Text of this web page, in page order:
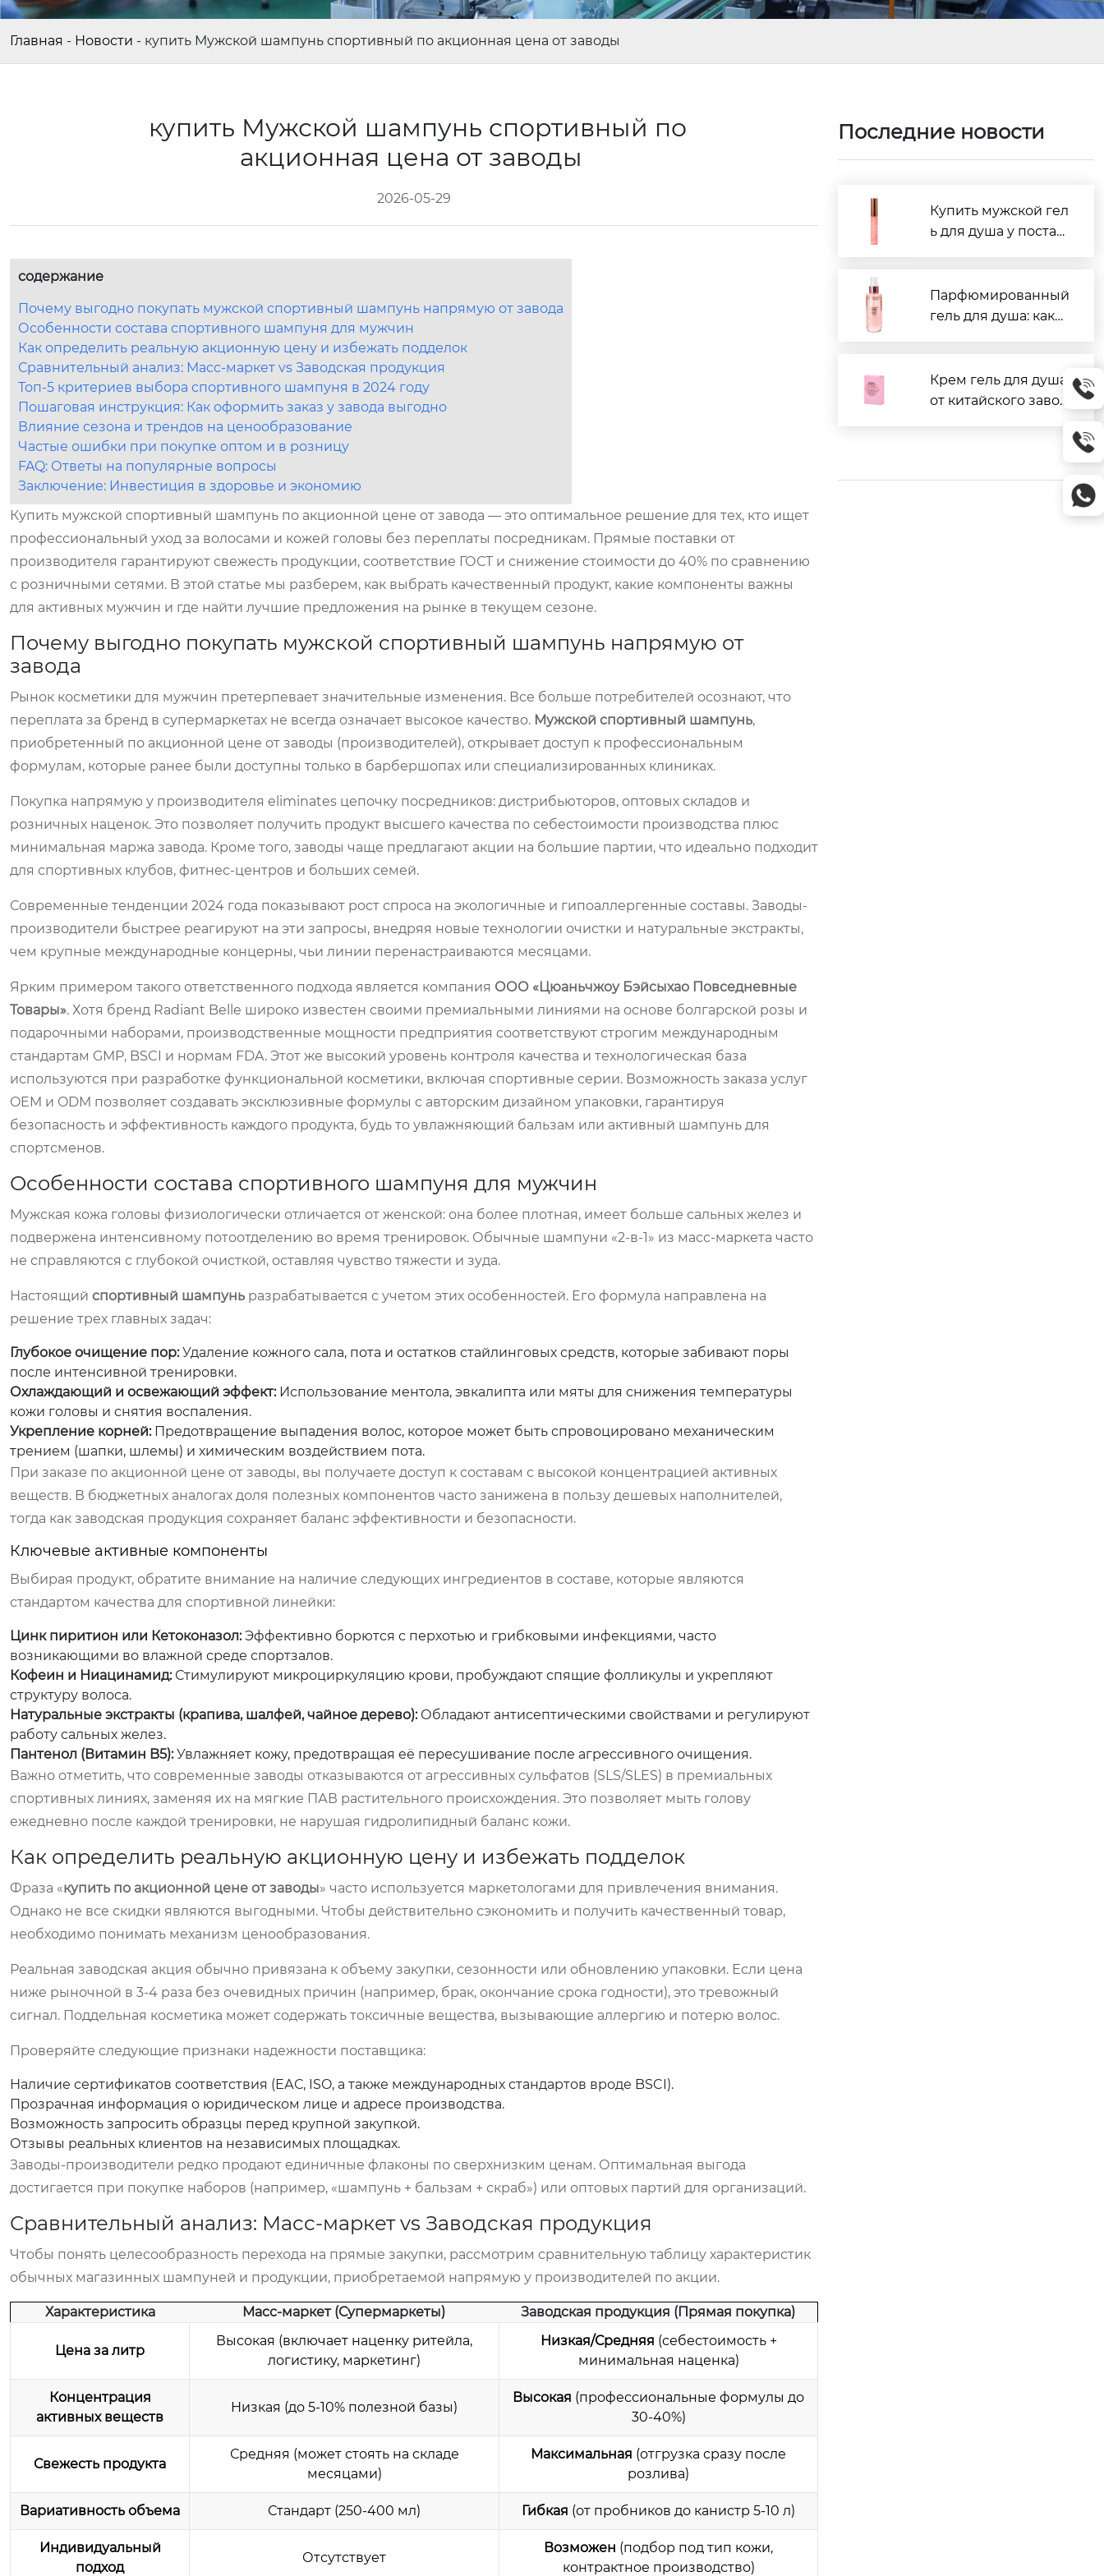
Главная - Новости - купить Мужской шампунь спортивный по акционная цена от заводы
купить Мужской шампунь спортивный по
акционная цена от заводы
2026-05-29
содержание
Почему выгодно покупать мужской спортивный шампунь напрямую от завода
Особенности состава спортивного шампуня для мужчин
Как определить реальную акционную цену и избежать подделок
Сравнительный анализ: Масс-маркет vs Заводская продукция
Топ-5 критериев выбора спортивного шампуня в 2024 году
Пошаговая инструкция: Как оформить заказ у завода выгодно
Влияние сезона и трендов на ценообразование
Частые ошибки при покупке оптом и в розницу
FAQ: Ответы на популярные вопросы
Заключение: Инвестиция в здоровье и экономию
Купить мужской спортивный шампунь по акционной цене от завода — это оптимальное решение для тех, кто ищет
профессиональный уход за волосами и кожей головы без переплаты посредникам. Прямые поставки от
производителя гарантируют свежесть продукции, соответствие ГОСТ и снижение стоимости до 40% по сравнению
с розничными сетями. В этой статье мы разберем, как выбрать качественный продукт, какие компоненты важны
для активных мужчин и где найти лучшие предложения на рынке в текущем сезоне.
Почему выгодно покупать мужской спортивный шампунь напрямую от
завода
Рынок косметики для мужчин претерпевает значительные изменения. Все больше потребителей осознают, что
переплата за бренд в супермаркетах не всегда означает высокое качество. Мужской спортивный шампунь,
приобретенный по акционной цене от заводы (производителей), открывает доступ к профессиональным
формулам, которые ранее были доступны только в барбершопах или специализированных клиниках.
Покупка напрямую у производителя eliminates цепочку посредников: дистрибьюторов, оптовых складов и
розничных наценок. Это позволяет получить продукт высшего качества по себестоимости производства плюс
минимальная маржа завода. Кроме того, заводы чаще предлагают акции на большие партии, что идеально подходит
для спортивных клубов, фитнес-центров и больших семей.
Современные тенденции 2024 года показывают рост спроса на экологичные и гипоаллергенные составы. Заводы-
производители быстрее реагируют на эти запросы, внедряя новые технологии очистки и натуральные экстракты,
чем крупные международные концерны, чьи линии перенастраиваются месяцами.
Ярким примером такого ответственного подхода является компания ООО «Цюаньчжоу Бэйсыхао Повседневные
Товары». Хотя бренд Radiant Belle широко известен своими премиальными линиями на основе болгарской розы и
подарочными наборами, производственные мощности предприятия соответствуют строгим международным
стандартам GMP, BSCI и нормам FDA. Этот же высокий уровень контроля качества и технологическая база
используются при разработке функциональной косметики, включая спортивные серии. Возможность заказа услуг
OEM и ODM позволяет создавать эксклюзивные формулы с авторским дизайном упаковки, гарантируя
безопасность и эффективность каждого продукта, будь то увлажняющий бальзам или активный шампунь для
спортсменов.
Особенности состава спортивного шампуня для мужчин
Мужская кожа головы физиологически отличается от женской: она более плотная, имеет больше сальных желез и
подвержена интенсивному потоотделению во время тренировок. Обычные шампуни «2-в-1» из масс-маркета часто
не справляются с глубокой очисткой, оставляя чувство тяжести и зуда.
Настоящий спортивный шампунь разрабатывается с учетом этих особенностей. Его формула направлена на
решение трех главных задач:
Глубокое очищение пор:Удаление кожного сала, пота и остатков стайлинговых средств, которые забивают поры
после интенсивной тренировки.
Охлаждающий и освежающий эффект:Использование ментола, эвкалипта или мяты для снижения температуры
кожи головы и снятия воспаления.
Укрепление корней:Предотвращение выпадения волос, которое может быть спровоцировано механическим
трением (шапки, шлемы) и химическим воздействием пота.
При заказе по акционной цене от заводы, вы получаете доступ к составам с высокой концентрацией активных
веществ. В бюджетных аналогах доля полезных компонентов часто занижена в пользу дешевых наполнителей,
тогда как заводская продукция сохраняет баланс эффективности и безопасности.
Ключевые активные компоненты
Выбирая продукт, обратите внимание на наличие следующих ингредиентов в составе, которые являются
стандартом качества для спортивной линейки:
Цинк пиритион или Кетоконазол:Эффективно борются с перхотью и грибковыми инфекциями, часто
возникающими во влажной среде спортзалов.
Кофеин и Ниацинамид:Стимулируют микроциркуляцию крови, пробуждают спящие фолликулы и укрепляют
структуру волоса.
Натуральные экстракты (крапива, шалфей, чайное дерево):Обладают антисептическими свойствами и регулируют
работу сальных желез.
Пантенол (Витамин B5):Увлажняет кожу, предотвращая её пересушивание после агрессивного очищения.
Важно отметить, что современные заводы отказываются от агрессивных сульфатов (SLS/SLES) в премиальных
спортивных линиях, заменяя их на мягкие ПАВ растительного происхождения. Это позволяет мыть голову
ежедневно после каждой тренировки, не нарушая гидролипидный баланс кожи.
Как определить реальную акционную цену и избежать подделок
Фраза «купить по акционной цене от заводы» часто используется маркетологами для привлечения внимания.
Однако не все скидки являются выгодными. Чтобы действительно сэкономить и получить качественный товар,
необходимо понимать механизм ценообразования.
Реальная заводская акция обычно привязана к объему закупки, сезонности или обновлению упаковки. Если цена
ниже рыночной в 3-4 раза без очевидных причин (например, брак, окончание срока годности), это тревожный
сигнал. Поддельная косметика может содержать токсичные вещества, вызывающие аллергию и потерю волос.
Проверяйте следующие признаки надежности поставщика:
Наличие сертификатов соответствия (ЕАС, ISO, а также международных стандартов вроде BSCI).
Прозрачная информация о юридическом лице и адресе производства.
Возможность запросить образцы перед крупной закупкой.
Отзывы реальных клиентов на независимых площадках.
Заводы-производители редко продают единичные флаконы по сверхнизким ценам. Оптимальная выгода
достигается при покупке наборов (например, «шампунь + бальзам + скраб») или оптовых партий для организаций.
Сравнительный анализ: Масс-маркет vs Заводская продукция
Чтобы понять целесообразность перехода на прямые закупки, рассмотрим сравнительную таблицу характеристик
обычных магазинных шампуней и продукции, приобретаемой напрямую у производителей по акции.
Характеристика Масс-маркет (Супермаркеты) Заводская продукция (Прямая покупка)
Цена за литр
Высокая (включает наценку ритейла,
логистику, маркетинг)
Низкая/Средняя (себестоимость +
минимальная наценка)
Концентрация
активных веществ
Низкая (до 5-10% полезной базы)
Высокая (профессиональные формулы до
30-40%)
Свежесть продукта
Средняя (может стоять на складе
месяцами)
Максимальная (отгрузка сразу после
розлива)
Вариативность объема Стандарт (250-400 мл) Гибкая (от пробников до канистр 5-10 л)
Индивидуальный
подход
Отсутствует
Возможен (подбор под тип кожи,
контрактное производство)
Последние новости
Купить мужской гел
ь для душа у постав
Парфюмированный
гель для душа: како
Крем гель для душа
от китайского завод